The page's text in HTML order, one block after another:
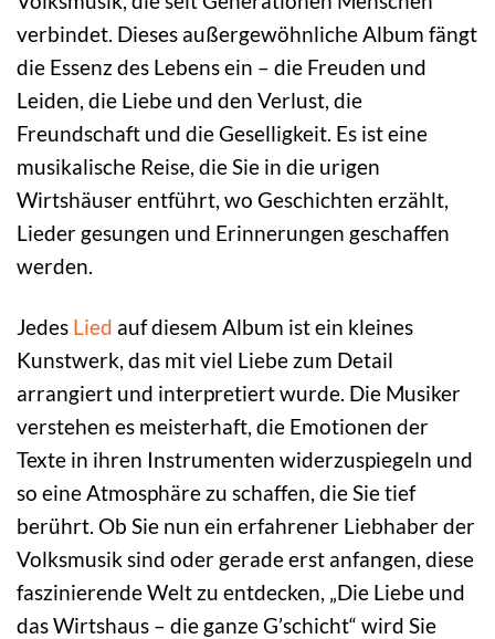
verbindet. Dieses außergewöhnliche Album fängt
die Essenz des Lebens ein – die Freuden und
Leiden, die Liebe und den Verlust, die
Freundschaft und die Geselligkeit. Es ist eine
musikalische Reise, die Sie in die urigen
Wirtshäuser entführt, wo Geschichten erzählt,
Lieder gesungen und Erinnerungen geschaffen
werden.
Jedes Lied auf diesem Album ist ein kleines
Kunstwerk, das mit viel Liebe zum Detail
arrangiert und interpretiert wurde. Die Musiker
verstehen es meisterhaft, die Emotionen der
Texte in ihren Instrumenten widerzuspiegeln und
so eine Atmosphäre zu schaffen, die Sie tief
berührt. Ob Sie nun ein erfahrener Liebhaber der
Volksmusik sind oder gerade erst anfangen, diese
faszinierende Welt zu entdecken, „Die Liebe und
das Wirtshaus – die ganze G’schicht“ wird Sie